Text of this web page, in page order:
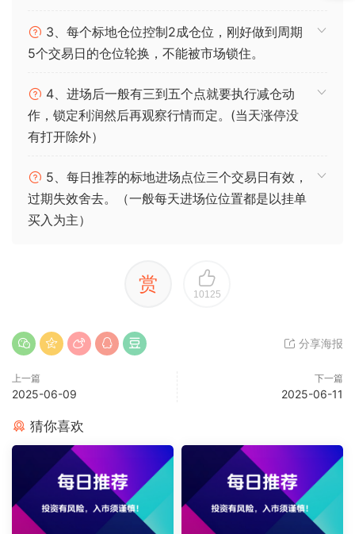
3、每个标地仓位控制2成仓位，刚好做到周期
5个交易日的仓位轮换，不能被市场锁住。
4、进场后一般有三到五个点就要执行减仓动
作，锁定利润然后再观察行情而定。(当天涨停没
有打开除外）
5、每日推荐的标地进场点位三个交易日有效，
过期失效舍去。（一般每天进场位位置都是以挂单
买入为主）
赏 10125
分享海报
上一篇
2025-06-09
下一篇
2025-06-11
猜你喜欢